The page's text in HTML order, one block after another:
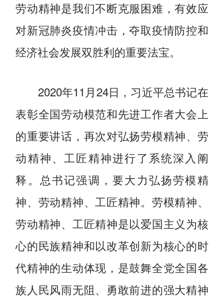
劳动精神是我们不断克服困难，有效应
对新冠肺炎疫情冲击，夺取疫情防控和
经济社会发展双胜利的重要法宝。
2020年11月24日，习近平总书记在
表彰全国劳动模范和先进工作者大会上
的重要讲话，再次对弘扬劳模精神、劳
动精神、工匠精神进行了系统深入阐
释。总书记强调，要大力弘扬劳模精
神、劳动精神、工匠精神。劳模精神、
劳动精神、工匠精神是以爱国主义为核
心的民族精神和以改革创新为核心的时
代精神的生动体现，是鼓舞全党全国各
族人民风雨无阻、勇敢前进的强大精神